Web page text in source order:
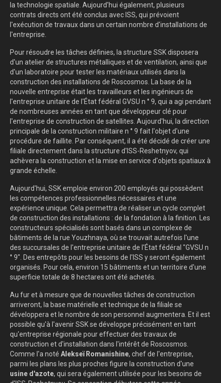
la technologie spatiale. Aujourd'hui également, plusieurs
contrats directs ont été conclus avec ISS, qui prévoient
l'exécution de travaux dans un certain nombre d'installations de
l'entreprise.
Pour résoudre les tâches définies, la structure SSK disposera
d'un atelier de structures métalliques et de ventilation, ainsi que
d'un laboratoire pour tester les matériaux utilisés dans la
construction des installations de Roscosmos. La base de la
nouvelle entreprise était les travailleurs et les ingénieurs de
l'entreprise unitaire de l'État fédéral GVSU n ° 9, qui a agi pendant
de nombreuses années en tant que développeur clé pour
l'entreprise de construction de satellites. Aujourd'hui, la direction
principale de la construction militaire n ° 9 fait l'objet d'une
procédure de faillite. Par conséquent, il a été décidé de créer une
filiale directement dans la structure d'ISS-Reshetnyov, qui
achèvera la construction et la mise en service d'objets spatiaux à
grande échelle.
Aujourd'hui, SSK emploie environ 200 employés qui possèdent
les compétences professionnelles nécessaires et une
expérience unique. Cela permettra de réaliser un cycle complet
de construction des installations : de la fondation à la finition. Les
constructeurs spécialisés sont basés dans un complexe de
bâtiments de la rue Youzhnaya, où se trouvait autrefois l'une
des succursales de l'entreprise unitaire de l'État fédéral "GVSU n
° 9". Des entrepôts pour les besoins de l'ISS y seront également
organisés. Pour cela, environ 15 bâtiments et un territoire d'une
superficie totale de 8 hectares ont été achetés.
Au fur et à mesure que de nouvelles tâches de construction
arriveront, la base matérielle et technique de la filiale se
développera et le nombre de son personnel augmentera. Et il est
possible qu'à l'avenir SSK se développe précisément en tant
qu'entreprise régionale pour effectuer des travaux de
construction et d'installation dans l'intérêt de Roscosmos.
Comme l'a noté Alekseï Romanishine, chef de l'entreprise,
parmi les plans les plus proches figure la construction d'une
usine d'azote, qui sera également utilisée pour les besoins de